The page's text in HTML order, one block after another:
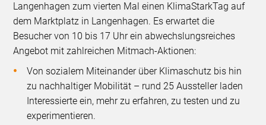
Langenhagen zum vierten Mal einen KlimaStarkTag auf
dem Marktplatz in Langenhagen. Es erwartet die
Besucher von 10 bis 17 Uhr ein abwechslungsreiches
Angebot mit zahlreichen Mitmach-Aktionen:
Von sozialem Miteinander über Klimaschutz bis hin
zu nachhaltiger Mobilität – rund 25 Aussteller laden
Interessierte ein, mehr zu erfahren, zu testen und zu
experimentieren.